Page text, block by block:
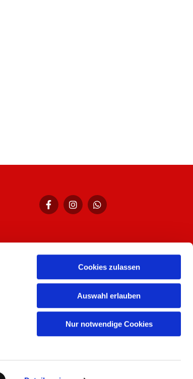
Cookies zulassen
Auswahl erlauben
Nur notwendige Cookies